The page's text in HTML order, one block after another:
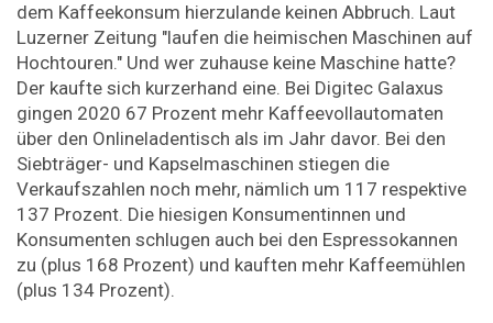
dem Kaffeekonsum hierzulande keinen Abbruch. Laut
Luzerner Zeitung "laufen die heimischen Maschinen auf
Hochtouren." Und wer zuhause keine Maschine hatte?
Der kaufte sich kurzerhand eine. Bei Digitec Galaxus
gingen 2020 67 Prozent mehr Kaffeevollautomaten
über den Onlineladentisch als im Jahr davor. Bei den
Siebträger- und Kapselmaschinen stiegen die
Verkaufszahlen noch mehr, nämlich um 117 respektive
137 Prozent. Die hiesigen Konsumentinnen und
Konsumenten schlugen auch bei den Espressokannen
zu (plus 168 Prozent) und kauften mehr Kaffeemühlen
(plus 134 Prozent).